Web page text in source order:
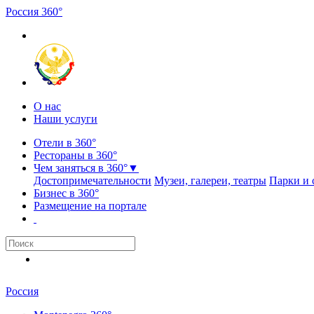
Россия 360°
О нас
Наши услуги
Отели в 360°
Рестораны в 360°
Чем заняться в 360°▼
Достопримечательности Музеи, галереи, театры Парки и
Бизнес в 360°
Размещение на портале
Россия